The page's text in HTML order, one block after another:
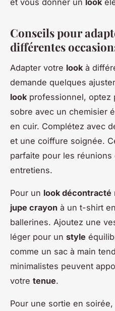
et vous donner un look
Conseils pour
différentes
Adapter votre look à
demande quelques
look professionnel, optez
sobre avec un chemisier
en cuir. Complétez avec
et une coiffure soignée.
parfaite pour les
entretiens.
Pour un look décontracté
jupe crayon à un t-shirt
ballerines. Ajoutez une
léger pour un style
comme un sac à main
minimalistes peuvent
votre tenue.
Pour une sortie en